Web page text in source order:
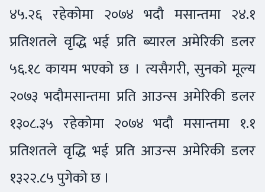
४५.२६ रहेकोमा २०७४ भदौ मसान्तमा २४.१
प्रतिशतले वृद्धि भई प्रति ब्यारल अमेरिकी डलर
५६.१८ कायम भएको छ । त्यसैगरी, सुनको मूल्य
२०७३ भदौमसान्तमा प्रति आउन्स अमेरिकी डलर
१३०८.३५ रहेकोमा २०७४ भदौ मसान्तमा १.१
प्रतिशतले वृद्धि भई प्रति आउन्स अमेरिकी डलर
१३२२.८५ पुगेको छ ।